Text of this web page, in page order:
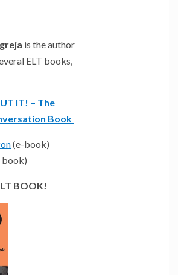
is the author
ELT books,
IT! – The
Book
(e-book)
BOOK!